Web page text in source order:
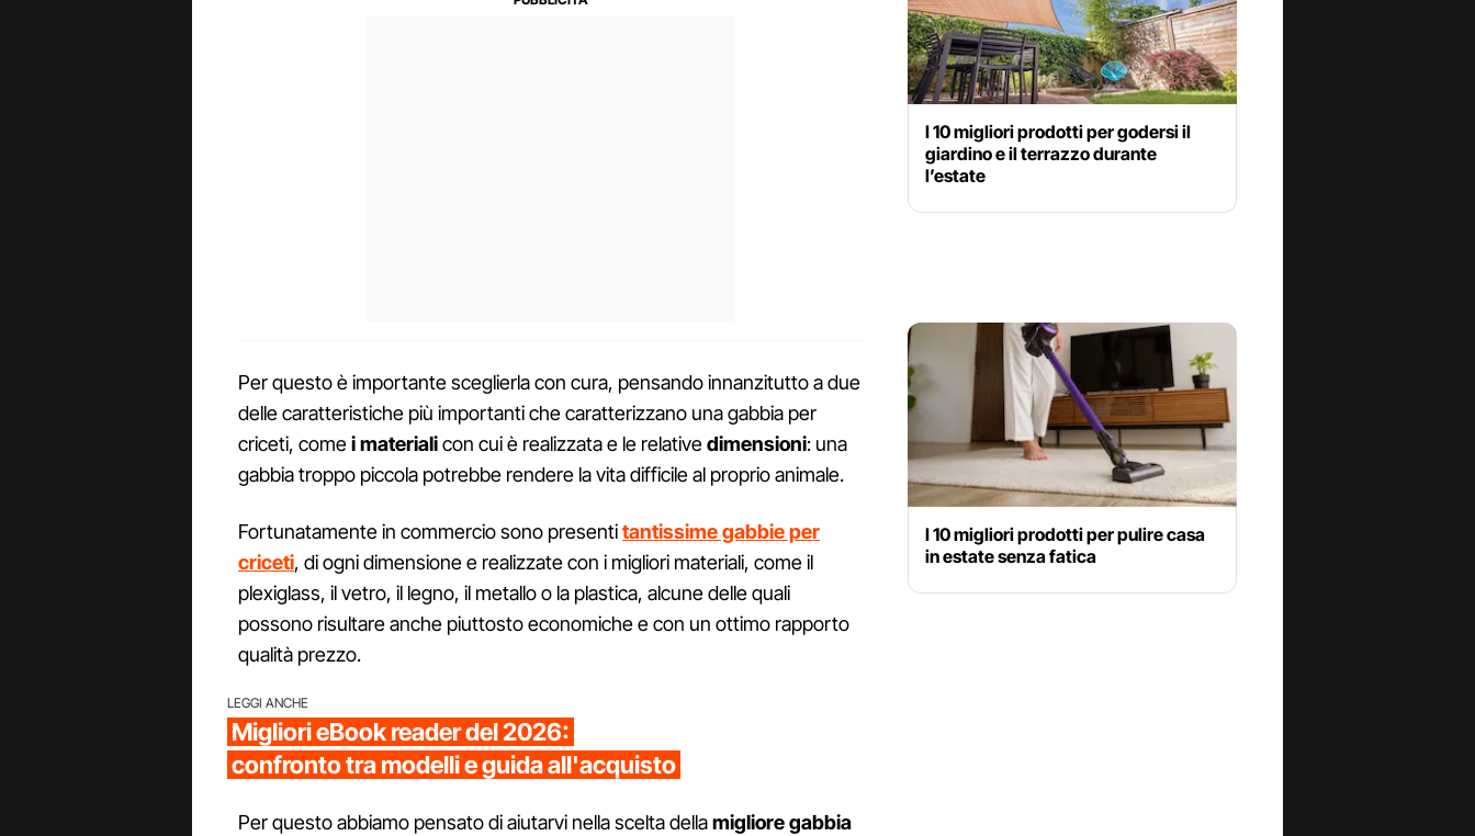
Per questo è importante sceglierla con cura, pensando innanzitutto a due
delle caratteristiche più importanti che caratterizzano una gabbia per
criceti, comei materialicon cui è realizzata e le relativedimensioni: una
gabbia troppo piccola potrebbe rendere la vita difficile al proprio animale.
Fortunatamente in commercio sono presentitantissime gabbie per
criceti, di ogni dimensione e realizzate con i migliori materiali, come il
plexiglass, il vetro, il legno, il metallo o la plastica, alcune delle quali
possono risultare anche piuttosto economiche e con un ottimo rapporto
qualità prezzo.
LEGGI ANCHE
Migliori eBook reader del 2026:
confronto tra modelli e guida all'acquisto
Per questo abbiamo pensato di aiutarvi nella scelta dellamigliore gabbia
I 10 migliori prodotti per godersi il
giardino e il terrazzo durante
l’estate
I 10 migliori prodotti per pulire casa
in estate senza fatica